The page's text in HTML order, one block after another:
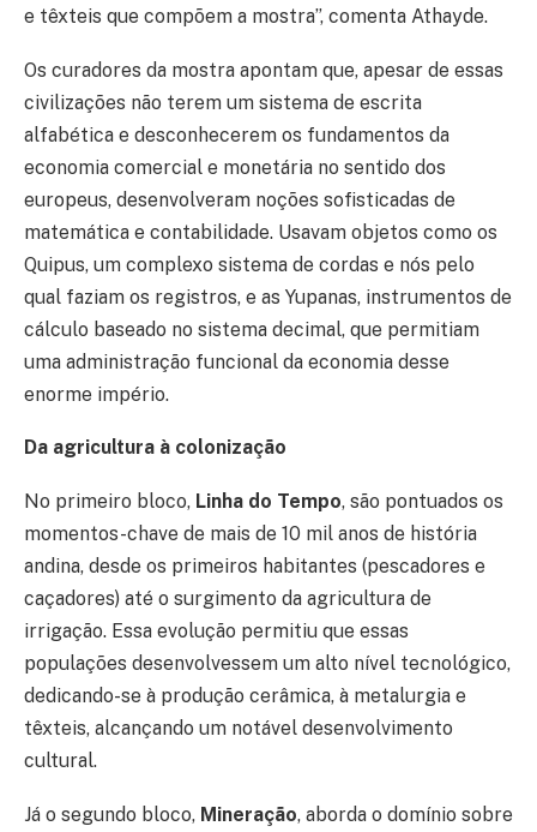
e têxteis que compõem a mostra”, comenta Athayde.
Os curadores da mostra apontam que, apesar de essas
civilizações não terem um sistema de escrita
alfabética e desconhecerem os fundamentos da
economia comercial e monetária no sentido dos
europeus, desenvolveram noções sofisticadas de
matemática e contabilidade. Usavam objetos como os
Quipus, um complexo sistema de cordas e nós pelo
qual faziam os registros, e as Yupanas, instrumentos de
cálculo baseado no sistema decimal, que permitiam
uma administração funcional da economia desse
enorme império.
Da agricultura à colonização
No primeiro bloco, Linha do Tempo, são pontuados os
momentos-chave de mais de 10 mil anos de história
andina, desde os primeiros habitantes (pescadores e
caçadores) até o surgimento da agricultura de
irrigação. Essa evolução permitiu que essas
populações desenvolvessem um alto nível tecnológico,
dedicando-se à produção cerâmica, à metalurgia e
têxteis, alcançando um notável desenvolvimento
cultural.
Já o segundo bloco, Mineração, aborda o domínio sobre